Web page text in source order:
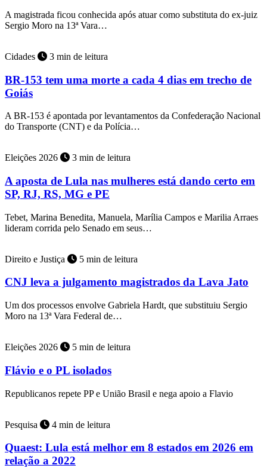
A magistrada ficou conhecida após atuar como substituta do ex-juiz
Sergio Moro na 13ª Vara…
Cidades 3 min de leitura
BR-153 tem uma morte a cada 4 dias em trecho de
Goiás
A BR-153 é apontada por levantamentos da Confederação Nacional
do Transporte (CNT) e da Polícia…
Eleições 2026 3 min de leitura
A aposta de Lula nas mulheres está dando certo em
SP, RJ, RS, MG e PE
Tebet, Marina Benedita, Manuela, Marília Campos e Marilia Arraes
lideram corrida pelo Senado em seus…
Direito e Justiça 5 min de leitura
CNJ leva a julgamento magistrados da Lava Jato
Um dos processos envolve Gabriela Hardt, que substituiu Sergio
Moro na 13ª Vara Federal de…
Eleições 2026 5 min de leitura
Flávio e o PL isolados
Republicanos repete PP e União Brasil e nega apoio a Flavio
Pesquisa 4 min de leitura
Quaest: Lula está melhor em 8 estados em 2026 em
relação a 2022